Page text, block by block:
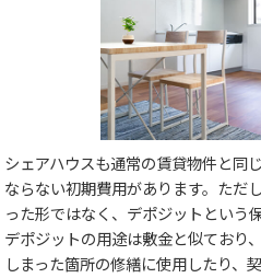
シェアハウスも通常の賃貸物件と同
ならない初期費用があります。ただ
った形ではなく、デポジットという
デポジットの用途は敷金と似ており
しまった箇所の修繕に使用したり、